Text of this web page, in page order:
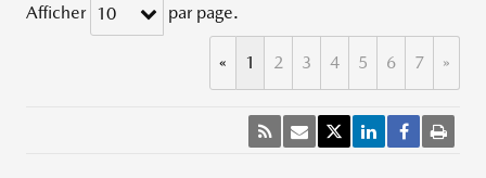
Afficher 10 par page.
« 1 2 3 4 5 6 7 »